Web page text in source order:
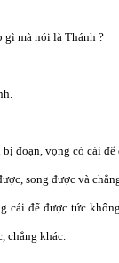
gì mà nói là Thánh ?
đoạn, vọng có cái để
song được và
cái để được tức
chẳng khác.